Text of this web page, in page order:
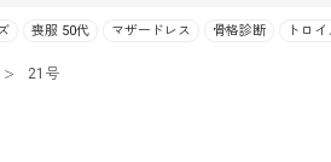
喪服 50代 マザードレス 骨格診断 トロ
21号